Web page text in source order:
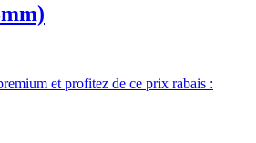
et profitez de ce prix rabais :